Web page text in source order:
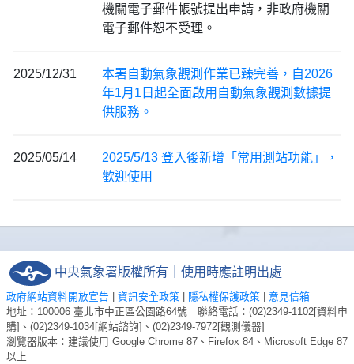
機關電子郵件帳號提出申請，非政府機關
電子郵件恕不受理。
2025/12/31
本署自動氣象觀測作業已臻完善，自2026
年1月1日起全面啟用自動氣象觀測數據提
供服務。
2025/05/14
2025/5/13 登入後新增「常用測站功能」，
歡迎使用
中央氣象署版權所有｜使用時應註明出處
政府網站資料開放宣告 資訊安全政策 隱私權保護政策
意見信箱
地址：100006 臺北市中正區公園路64號 聯絡電話：(02)2349-1102[資料申
購]、(02)2349-1034[網站諮詢]、(02)2349-7972[觀測儀器]
瀏覽器版本：建議使用 Google Chrome 87、Firefox 84、Microsoft Edge 87
以上